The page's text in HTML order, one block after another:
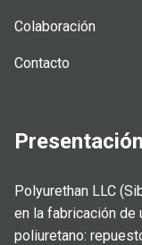
Colaboración
Contacto
Presentación
Polyurethan LLC
en la fabricación de
poliuretano: